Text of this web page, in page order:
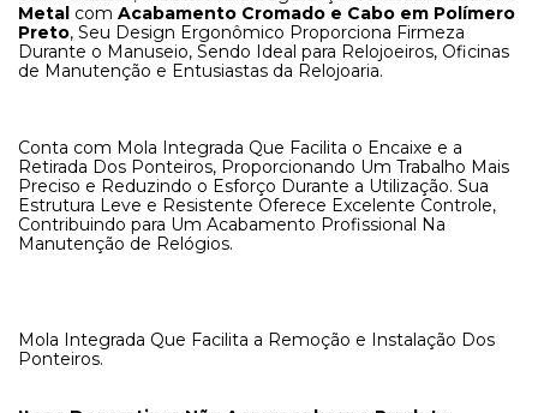
Metal com Acabamento Cromado e Cabo em Polímero
Preto, Seu Design Ergonômico Proporciona Firmeza
Durante o Manuseio, Sendo Ideal para Relojoeiros, Oficinas
de Manutenção e Entusiastas da Relojoaria.
Conta com Mola Integrada Que Facilita o Encaixe e a
Retirada Dos Ponteiros, Proporcionando Um Trabalho Mais
Preciso e Reduzindo o Esforço Durante a Utilização. Sua
Estrutura Leve e Resistente Oferece Excelente Controle,
Contribuindo para Um Acabamento Profissional Na
Manutenção de Relógios.
Mola Integrada Que Facilita a Remoção e Instalação Dos
Ponteiros.